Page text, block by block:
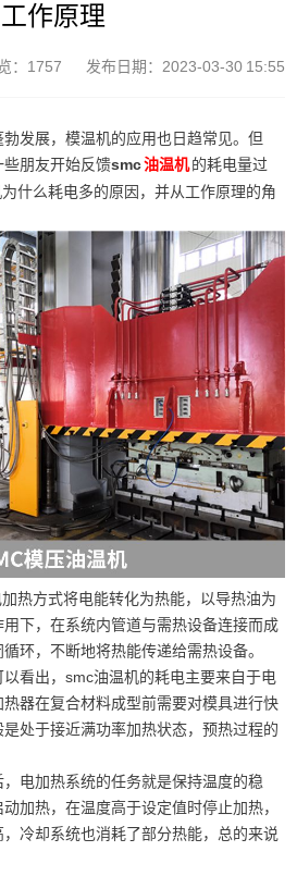
工作原理
：1757 发布日期：2023-03-30 15:55
发展，模温机的应用也日趋常见。但
朋友开始反馈smc油温机的耗电量过
什么耗电多的原因，并从工作原理的角
热方式将电能转化为热能，以导热油为
下，在系统内管道与需热设备连接而成
环，不断地将热能传递给需热设备。
看出，smc油温机的耗电主要来自于电
器在复合材料成型前需要对模具进行快
处于接近满功率加热状态，预热过程的
电加热系统的任务就是保持温度的稳
加热，在温度高于设定值时停止加热，
冷却系统也消耗了部分热能，总的来说